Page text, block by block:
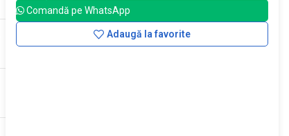
Comandă pe WhatsApp
Adaugă la favorite